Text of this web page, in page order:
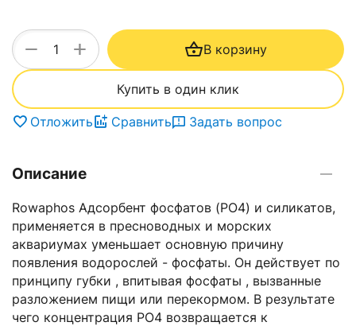
+
− В корзину
Купить в один клик
Отложить Сравнить Задать вопрос
Описание
Rowaphos Адсорбент фосфатов (PO4) и силикатов,
применяется в пресноводных и морских
аквариумах уменьшает основную причину
появления водорослей - фосфаты. Он действует по
принципу губки , впитывая фосфаты , вызванные
разложением пищи или перекормом. В результате
чего концентрация PO4 возвращается к